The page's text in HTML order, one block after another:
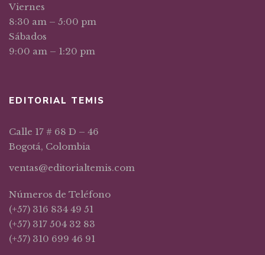
Viernes
8:30 am – 5:00 pm
Sábados
9:00 am – 1:20 pm
EDITORIAL TEMIS
Calle 17 # 68 D – 46
Bogotá, Colombia
ventas@editorialtemis.com
Números de Teléfono
(+57) 316 834 49 51
(+57) 317 504 32 83
(+57) 310 699 46 91